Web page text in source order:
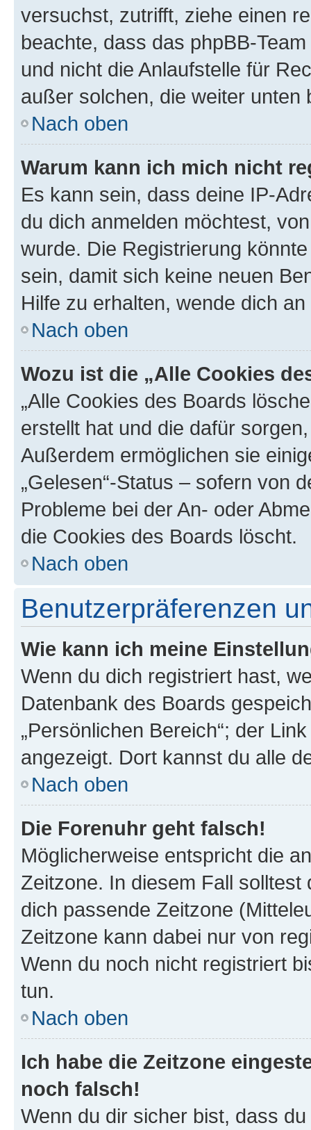
versuchst, zutrifft, ziehe einen
beachte, dass das phpBB-
und nicht die Anlaufstelle für
außer solchen, die weiter unten
Nach oben
Warum kann ich mich nicht
Es kann sein, dass deine IP-
du dich anmelden möchtest,
wurde. Die Registrierung
sein, damit sich keine neuen
Hilfe zu erhalten, wende dich
Nach oben
Wozu ist die „Alle Cookies
„Alle Cookies des Boards
erstellt hat und die dafür
Außerdem ermöglichen sie
„Gelesen“-Status – sofern von
Probleme bei der An- oder
die Cookies des Boards löscht.
Nach oben
Benutzerpräferenzen
Wie kann ich meine
Wenn du dich registriert hast,
Datenbank des Boards
„Persönlichen Bereich“; der
angezeigt. Dort kannst du alle
Nach oben
Die Forenuhr geht falsch!
Möglicherweise entspricht die
Zeitzone. In diesem Fall solltest
dich passende Zeitzone
Zeitzone kann dabei nur von
Wenn du noch nicht registriert
tun.
Nach oben
Ich habe die Zeitzone
noch falsch!
Wenn du dir sicher bist, dass